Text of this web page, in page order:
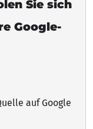
Sie sich
Google-
auf Google